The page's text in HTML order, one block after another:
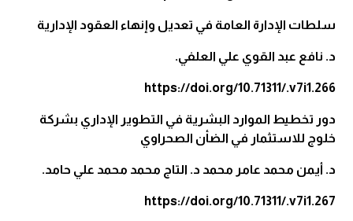
سلطات الإدارة العامة في تعديل وإنهاء العقود الإدارية
د. نافع عبد القوي علي العلفي.
https://doi.org/10.71311/.v7i1.266
دور تخطيط الموارد البشرية في التطوير الإداري بشركة
خلوج للاستثمار في الضأن الصحراوي
د. أيمن محمد عامر محمد د. التاج محمد محمد علي حامد.
https://doi.org/10.71311/.v7i1.267